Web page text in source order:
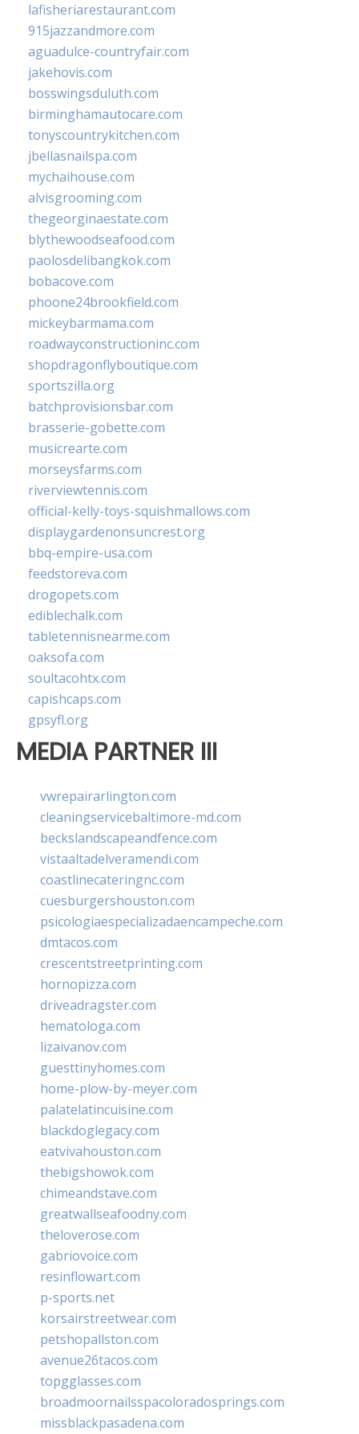
lafisheriarestaurant.com
915jazzandmore.com
aguadulce-countryfair.com
jakehovis.com
bosswingsduluth.com
birminghamautocare.com
tonyscountrykitchen.com
jbellasnailspa.com
mychaihouse.com
alvisgrooming.com
thegeorginaestate.com
blythewoodseafood.com
paolosdelibangkok.com
bobacove.com
phoone24brookfield.com
mickeybarmama.com
roadwayconstructioninc.com
shopdragonflyboutique.com
sportszilla.org
batchprovisionsbar.com
brasserie-gobette.com
musicrearte.com
morseysfarms.com
riverviewtennis.com
official-kelly-toys-squishmallows.com
displaygardenonsuncrest.org
bbq-empire-usa.com
feedstoreva.com
drogopets.com
ediblechalk.com
tabletennisnearme.com
oaksofa.com
soultacohtx.com
capishcaps.com
gpsyfl.org
MEDIA PARTNER III
vwrepairarlington.com
cleaningservicebaltimore-md.com
beckslandscapeandfence.com
vistaaltadelveramendi.com
coastlinecateringnc.com
cuesburgershouston.com
psicologiaespecializadaencampeche.com
dmtacos.com
crescentstreetprinting.com
hornopizza.com
driveadragster.com
hematologa.com
lizaivanov.com
guesttinyhomes.com
home-plow-by-meyer.com
palatelatincuisine.com
blackdoglegacy.com
eatvivahouston.com
thebigshowok.com
chimeandstave.com
greatwallseafoodny.com
theloverose.com
gabriovoice.com
resinflowart.com
p-sports.net
korsairstreetwear.com
petshopallston.com
avenue26tacos.com
topgglasses.com
broadmoornailsspacoloradosprings.com
missblackpasadena.com